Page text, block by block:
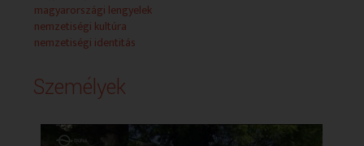
magyarországi lengyelek
nemzetiségi kultúra
nemzetiségi identitás
Személyek